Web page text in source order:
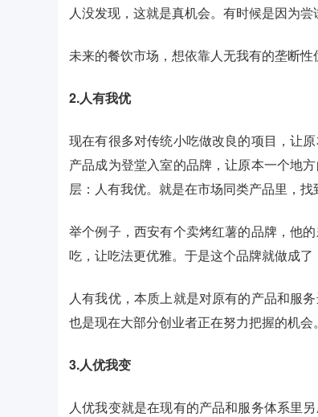
人没发现，这就是真机会。有时候是因为尝
未来的餐饮市场，想依靠人无我有的垄断性
2.人有我优
现在有很多对传统小吃做改良的项目，让
产品成为登堂入室的品牌，让原本一个地
层：人有我优。就是在市场同类产品里，找
举个例子，西安有个卖烤红薯的品牌，他
吃，让吃法更优雅。于是这个品牌就做成了
人有我优，本质上就是对原有的产品和服
也是现在大部分创业者正在努力把握的机会。
3.人优我变
人优我变就是在现有的产品和服务体系里